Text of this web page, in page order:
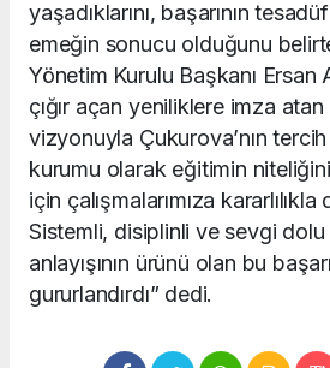
yaşadıklarını, başarının
emeğin sonucu olduğunu
Yönetim Kurulu Başkanı Ersan
çığır açan yeniliklere imza
vizyonuyla Çukurova’nın
kurumu olarak eğitimin
için çalışmalarımıza
Sistemli, disiplinli ve sevgi
anlayışının ürünü olan bu
gururlandırdı” dedi.